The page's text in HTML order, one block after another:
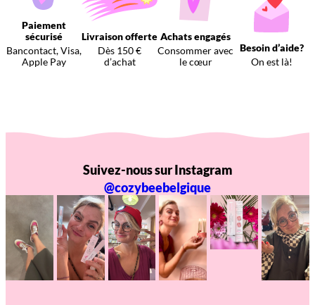
Paiement
sécurisé
Bancontact, Visa,
Apple Pay
Livraison offerte
Dès 150 €
d’achat
Achats engagés
Consommer avec
le cœur
Besoin d’aide?
On est là!
Suivez-nous sur Instagram
@cozybeebelgique